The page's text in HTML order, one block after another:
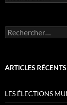
Rechercher :
ARTICLES RÉCENTS
LES ÉLECTIONS